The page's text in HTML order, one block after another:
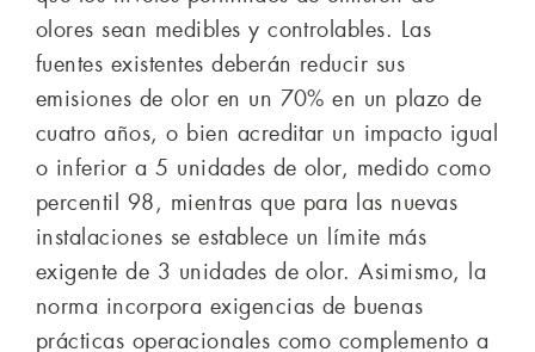
olores sean medibles y controlables. Las
fuentes existentes deberán reducir sus
emisiones de olor en un 70% en un plazo de
cuatro años, o bien acreditar un impacto igual
o inferior a 5 unidades de olor, medido como
percentil 98, mientras que para las nuevas
instalaciones se establece un límite más
exigente de 3 unidades de olor. Asimismo, la
norma incorpora exigencias de buenas
prácticas operacionales como complemento a